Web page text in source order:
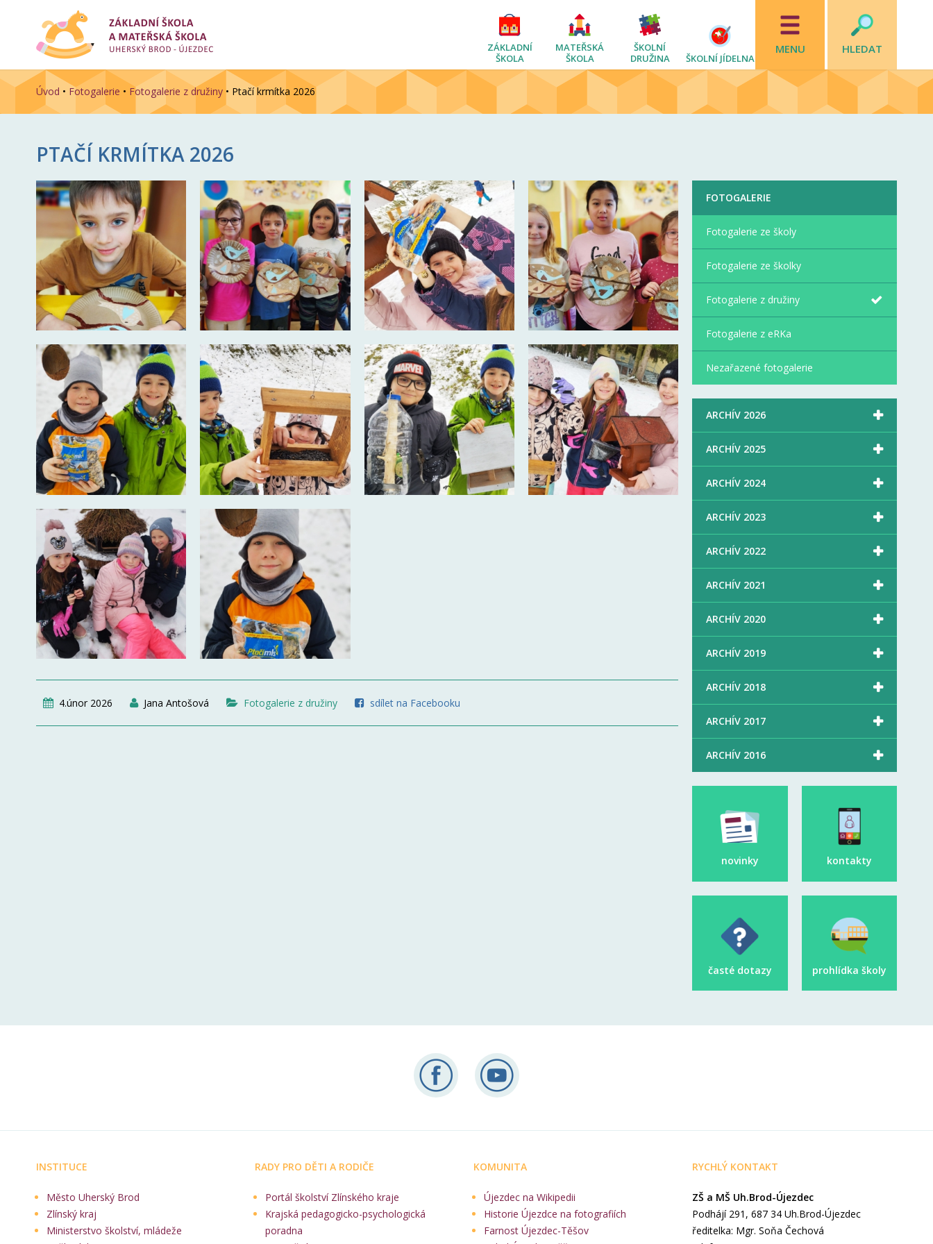
ZÁKLADNÍ
ŠKOLA
MATEŘSKÁ
ŠKOLA
ŠKOLNÍ
DRUŽINA
ŠKOLNÍ JÍDELNA
MENU HLEDAT
Úvod • Fotogalerie • Fotogalerie z družiny • Ptačí krmítka 2026
PTAČÍ KRMÍTKA 2026
4.únor 2026 Jana Antošová Fotogalerie z družiny sdílet na Facebooku
FOTOGALERIE
Fotogalerie ze školy
Fotogalerie ze školky
Fotogalerie z družiny
Fotogalerie z eRKa
Nezařazené fotogalerie
ARCHÍV 2026 
ARCHÍV 2025 
ARCHÍV 2024 
ARCHÍV 2023 
ARCHÍV 2022 
ARCHÍV 2021 
ARCHÍV 2020 
ARCHÍV 2019 
ARCHÍV 2018 
ARCHÍV 2017 
ARCHÍV 2016 
novinky kontakty
časté dotazy prohlídka školy
INSTITUCE
Město Uherský Brod
Zlínský kraj
Ministerstvo školství, mládeže
RADY PRO DĚTI A RODIČE
Portál školství Zlínského kraje
Krajská pedagogicko-psychologická
poradna
KOMUNITA
Újezdec na Wikipedii
Historie Újezdce na fotografiích
Farnost Újezdec-Těšov
RYCHLÝ KONTAKT
ZŠ a MŠ Uh.Brod-Újezdec
Podhájí 291, 687 34 Uh.Brod-Újezdec
ředitelka: Mgr. Soňa Čechová